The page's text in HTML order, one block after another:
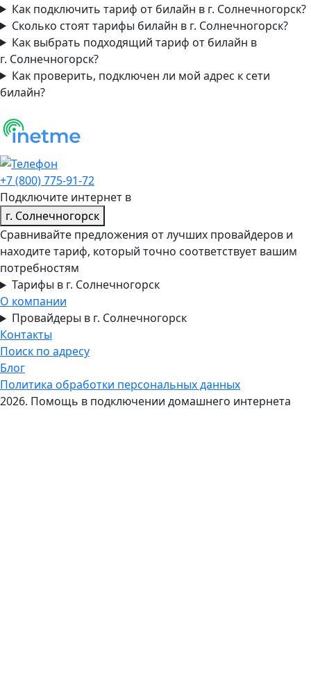
Как подключить тариф от билайн в г. Солнечногорск?
Сколько стоят тарифы билайн в г. Солнечногорск?
Как выбрать подходящий тариф от билайн в
г. Солнечногорск?
Как проверить, подключен ли мой адрес к сети
билайн?
+7 (800) 775-91-72
Подключите интернет в
г. Солнечногорск
Сравнивайте предложения от лучших провайдеров и
находите тариф, который точно соответствует вашим
потребностям
Тарифы в г. Солнечногорск
О компании
Провайдеры в г. Солнечногорск
Контакты
Поиск по адресу
Блог
Политика обработки персональных данных
2026. Помощь в подключении домашнего интернета